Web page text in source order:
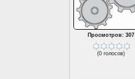
Просмотров: 307
(0 голосов)